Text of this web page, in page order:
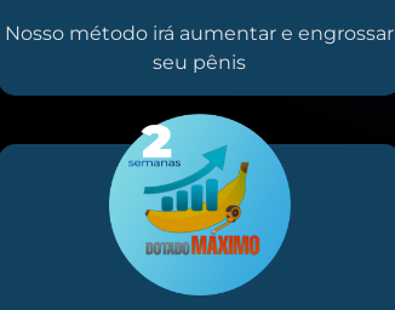
Nosso método irá aumentar e engrossar
seu pênis